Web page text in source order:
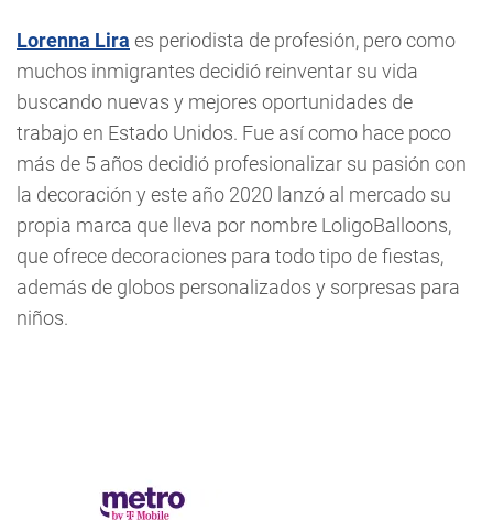
Lorenna Lira es periodista de profesión, pero como
muchos inmigrantes decidió reinventar su vida
buscando nuevas y mejores oportunidades de
trabajo en Estado Unidos. Fue así como hace poco
más de 5 años decidió profesionalizar su pasión con
la decoración y este año 2020 lanzó al mercado su
propia marca que lleva por nombre LoligoBalloons,
que ofrece decoraciones para todo tipo de fiestas,
además de globos personalizados y sorpresas para
niños.